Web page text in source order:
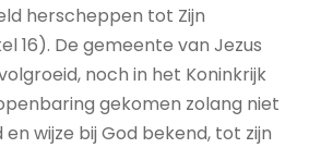
herscheppen tot Zijn
16). De gemeente van Jezus
noch in het Koninkrijk
gekomen zolang niet
en wijze bij God bekend, tot zijn